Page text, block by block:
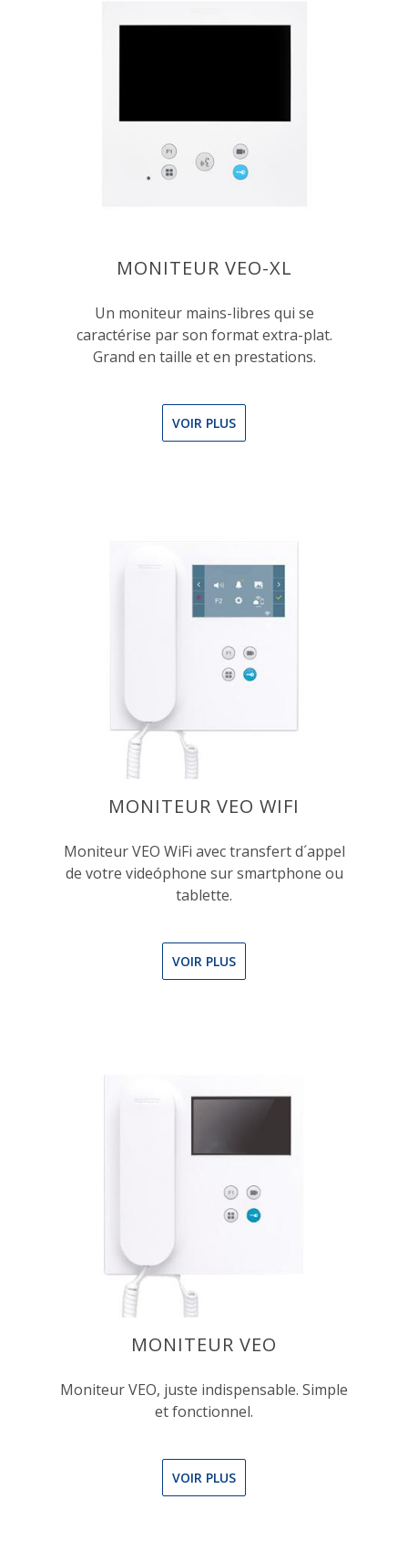
MONITEUR VEO-XL
Un moniteur mains-libres qui se
caractérise par son format extra-plat.
Grand en taille et en prestations.
VOIR PLUS
MONITEUR VEO WIFI
Moniteur VEO WiFi avec transfert d´appel
de votre videóphone sur smartphone ou
tablette.
VOIR PLUS
MONITEUR VEO
Moniteur VEO, juste indispensable. Simple
et fonctionnel.
VOIR PLUS